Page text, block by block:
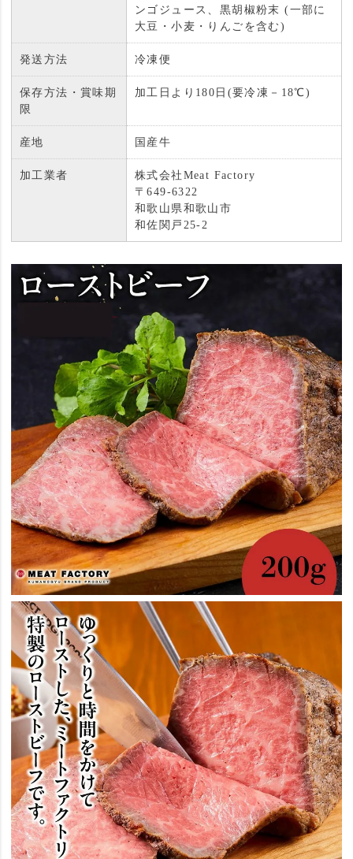
ンゴジュース、黒胡椒粉末 (一部に
大豆・小麦・りんごを含む)
発送方法 冷凍便
保存方法・賞味期
限
加工日より180日(要冷凍－18℃)
産地 国産牛
加工業者
株式会社Meat Factory
〒649-6322
和歌山県和歌山市
和佐関戸25-2